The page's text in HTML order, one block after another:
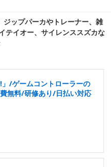
ジップパーカやトレーナー、雑
テイオー、サイレンススズカな
」/ゲームコントローラーの
無料/研修あり/日払い対応